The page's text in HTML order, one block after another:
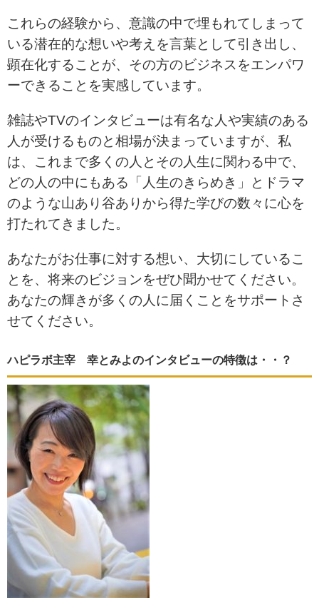
これらの経験から、 意識の中で埋もれてしまって
いる潜在的な想いや考えを言葉として引き出し、
顕在化することが、その方のビジネスをエンパワ
ーできることを実感しています。
雑誌やTVのインタビューは有名な人や実績のある
人が受けるものと相場が決まっていますが、 私
は、これまで多くの人とその人生に関わる中で、
どの人の中にもある「人生のきらめき」とドラマ
のような山あり谷ありから得た学びの数々に心を
打たれてきました。
あなたがお仕事に対する想い、大切にしているこ
とを、将来のビジョンをぜひ聞かせてください。
あなたの輝きが多くの人に届くことをサポートさ
せてください。
ハピラボ主宰 幸とみよのインタビューの特徴は・・？